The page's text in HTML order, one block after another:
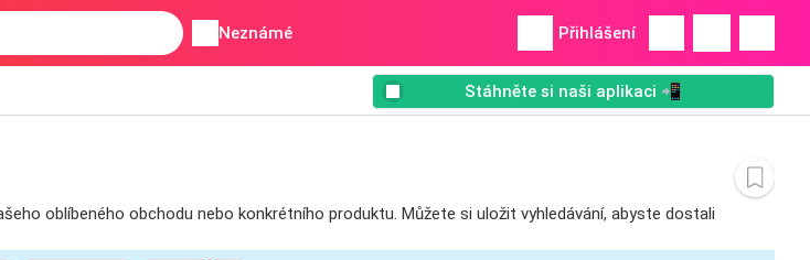
Neznámé Přihlášení
Stáhněte si naši aplikaci 📲
oblíbeného obchodu nebo konkrétního produktu. Můžete si uložit vyhledávání, abyste dostali